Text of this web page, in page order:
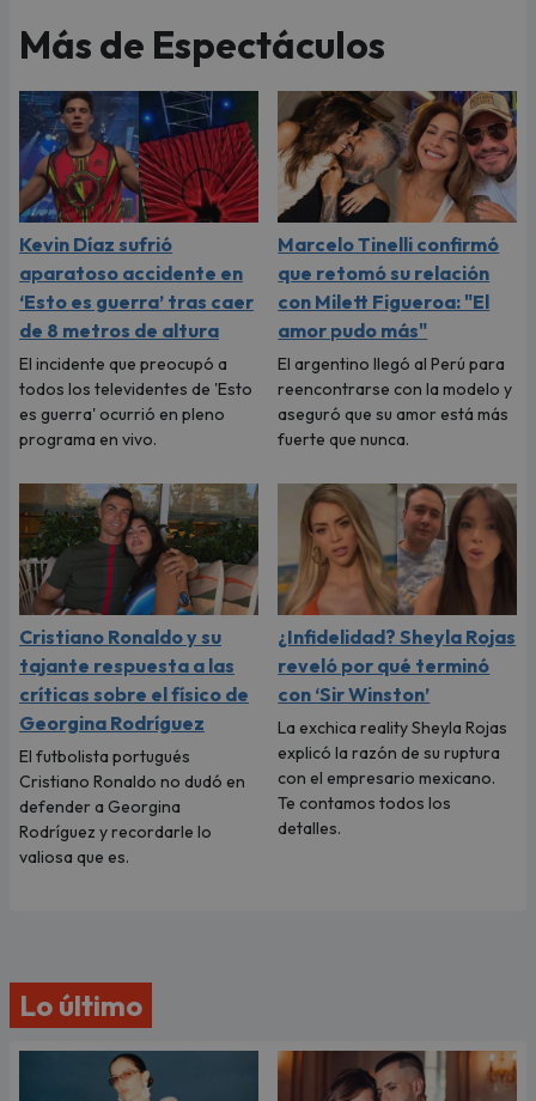
Más de Espectáculos
Kevin Díaz sufrió
aparatoso accidente en
‘Esto es guerra’ tras caer
de 8 metros de altura
El incidente que preocupó a
todos los televidentes de 'Esto
es guerra' ocurrió en pleno
programa en vivo.
Marcelo Tinelli confirmó
que retomó su relación
con Milett Figueroa: "El
amor pudo más"
El argentino llegó al Perú para
reencontrarse con la modelo y
aseguró que su amor está más
fuerte que nunca.
Cristiano Ronaldo y su
tajante respuesta a las
críticas sobre el físico de
Georgina Rodríguez
El futbolista portugués
Cristiano Ronaldo no dudó en
defender a Georgina
Rodríguez y recordarle lo
valiosa que es.
¿Infidelidad? Sheyla Rojas
reveló por qué terminó
con ‘Sir Winston’
La exchica reality Sheyla Rojas
explicó la razón de su ruptura
con el empresario mexicano.
Te contamos todos los
detalles.
Lo último